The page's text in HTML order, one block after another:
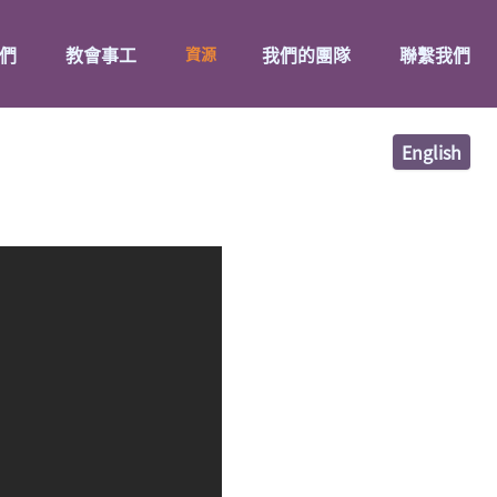
教會事工 資源 我們的團隊 聯繫我們
English